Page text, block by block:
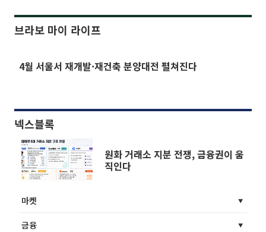
브라보 마이 라이프
4월 서울서 재개발·재건축 분양대전 펼쳐진다
넥스블록
원화 거래소 지분 전쟁, 금융권이 움
직인다
마켓
금융